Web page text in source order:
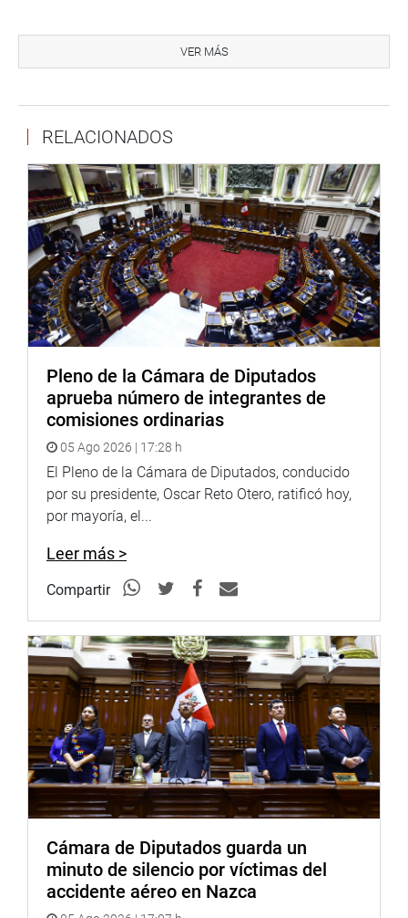
encuentran en el cargo durante más de cinco (5) años
(plazo que establece la Constitución), por lo que vienen
“En ese sentido, es necesario que el Congreso de la
República constituya la Comisión encargada de la
elección de los nuevos magistrados del Tribunal
Constitucional, tal como manda la ley y la Constitución”,
precisa la moción.
OFICINA DE COMUNICACIONES
VER MÁS
RELACIONADOS
Pleno de la Cámara de Diputados
aprueba número de integrantes de
comisiones ordinarias
05 Ago 2026 | 17:28 h
El Pleno de la Cámara de Diputados, conducido
por su presidente, Oscar Reto Otero, ratificó hoy,
por mayoría, el...
Leer más >
Compartir
Cámara de Diputados guarda un
minuto de silencio por víctimas del
accidente aéreo en Nazca